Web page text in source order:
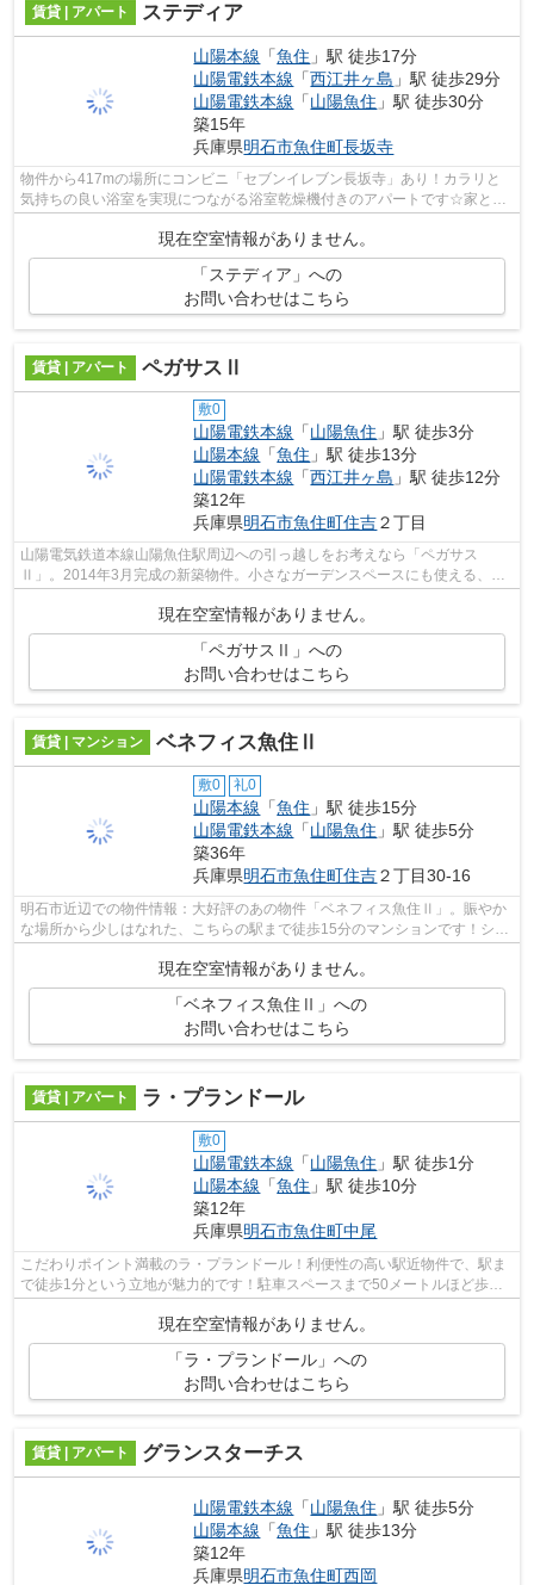
賃貸 | アパート ステディア
山陽本線 「魚住 」駅 徒歩17分
山陽電鉄本線 「西江井ヶ島 」駅 徒歩29分
山陽電鉄本線 「山陽魚住 」駅 徒歩30分
築15年
兵庫県明石市魚住町長坂寺
物件から417mの場所にコンビニ「セブンイレブン長坂寺」あり！カラリと
気持ちの良い浴室を実現につながる浴室乾燥機付きのアパートです☆家と家
現在空室情報がありません。
「ステディア」への
お問い合わせはこちら
賃貸 | アパート ペガサスⅡ
敷0
山陽電鉄本線 「山陽魚住 」駅 徒歩3分
山陽本線 「魚住 」駅 徒歩13分
山陽電鉄本線 「西江井ヶ島 」駅 徒歩12分
築12年
兵庫県明石市魚住町住吉２丁目
山陽電気鉄道本線山陽魚住駅周辺への引っ越しをお考えなら「ペガサス
Ⅱ」。2014年3月完成の新築物件。小さなガーデンスペースにも使える、バ
ルコニー付きの物件です。好評のエアコン付...
現在空室情報がありません。
「ペガサスⅡ」への
お問い合わせはこちら
賃貸 | マンション ベネフィス魚住Ⅱ
敷0 礼0
山陽本線 「魚住 」駅 徒歩15分
山陽電鉄本線 「山陽魚住 」駅 徒歩5分
築36年
兵庫県明石市魚住町住吉２丁目30-16
明石市近辺での物件情報：大好評のあの物件「ベネフィス魚住Ⅱ」。賑やか
な場所から少しはなれた、こちらの駅まで徒歩15分のマンションです！シス
現在空室情報がありません。
「ベネフィス魚住Ⅱ」への
お問い合わせはこちら
賃貸 | アパート ラ・プランドール
敷0
山陽電鉄本線 「山陽魚住 」駅 徒歩1分
山陽本線 「魚住 」駅 徒歩10分
築12年
兵庫県明石市魚住町中尾
こだわりポイント満載のラ・プランドール！利便性の高い駅近物件で、駅ま
で徒歩1分という立地が魅力的です！駐車スペースまで50メートルほど歩き
現在空室情報がありません。
「ラ・プランドール」への
お問い合わせはこちら
賃貸 | アパート グランスターチス
山陽電鉄本線 「山陽魚住 」駅 徒歩5分
山陽本線 「魚住 」駅 徒歩13分
築12年
兵庫県明石市魚住町西岡